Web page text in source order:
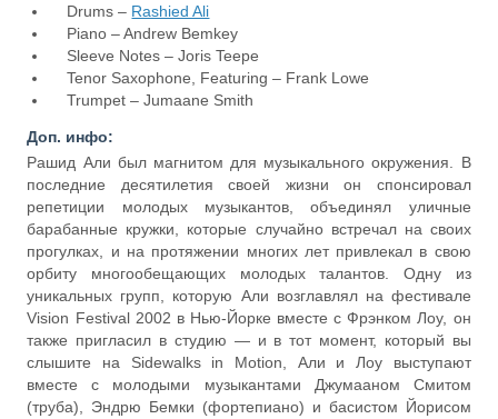
Drums – Rashied Ali
Piano – Andrew Bemkey
Sleeve Notes – Joris Teepe
Tenor Saxophone, Featuring – Frank Lowe
Trumpet – Jumaane Smith
Доп. инфо:
Рашид Али был магнитом для музыкального окружения. В
последние десятилетия своей жизни он спонсировал
репетиции молодых музыкантов, объединял уличные
барабанные кружки, которые случайно встречал на своих
прогулках, и на протяжении многих лет привлекал в свою
орбиту многообещающих молодых талантов. Одну из
уникальных групп, которую Али возглавлял на фестивале
Vision Festival 2002 в Нью-Йорке вместе с Фрэнком Лоу, он
также пригласил в студию — и в тот момент, который вы
слышите на Sidewalks in Motion, Али и Лоу выступают
вместе с молодыми музыкантами Джумааном Смитом
(труба), Эндрю Бемки (фортепиано) и басистом Йорисом